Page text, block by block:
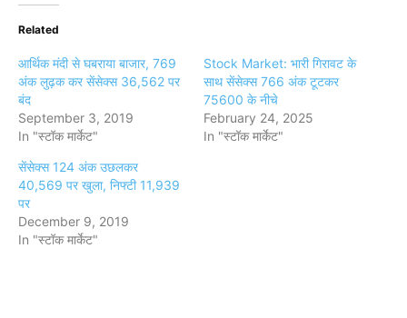
Related
आर्थिक मंदी से घबराया बाजार, 769
अंक लुढ़क कर सेंसेक्स 36,562 पर
बंद
September 3, 2019
In "स्टॉक मार्केट"
Stock Market: भारी गिरावट के
साथ सेंसेक्स 766 अंक टूटकर
75600 के नीचे
February 24, 2025
In "स्टॉक मार्केट"
सेंसेक्स 124 अंक उछलकर
40,569 पर खुला, निफ्टी 11,939
पर
December 9, 2019
In "स्टॉक मार्केट"